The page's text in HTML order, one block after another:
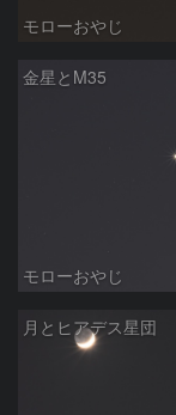
モローおやじ
金星とM35
モローおやじ
月とヒアデス星団